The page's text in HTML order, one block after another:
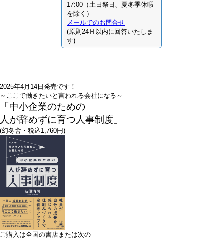
17:00（土日祭日、夏冬季休暇
を除く）
メールでのお問合せ
(原則24Ｈ以内に回答いたしま
す)
2025年4月14日発売です！
～ここで働きたいと言われる会社になる～
「中小企業のための
人が辞めずに育つ人事制度」
(幻冬舎・税込1,760円)
ご購入は全国の書店または次の